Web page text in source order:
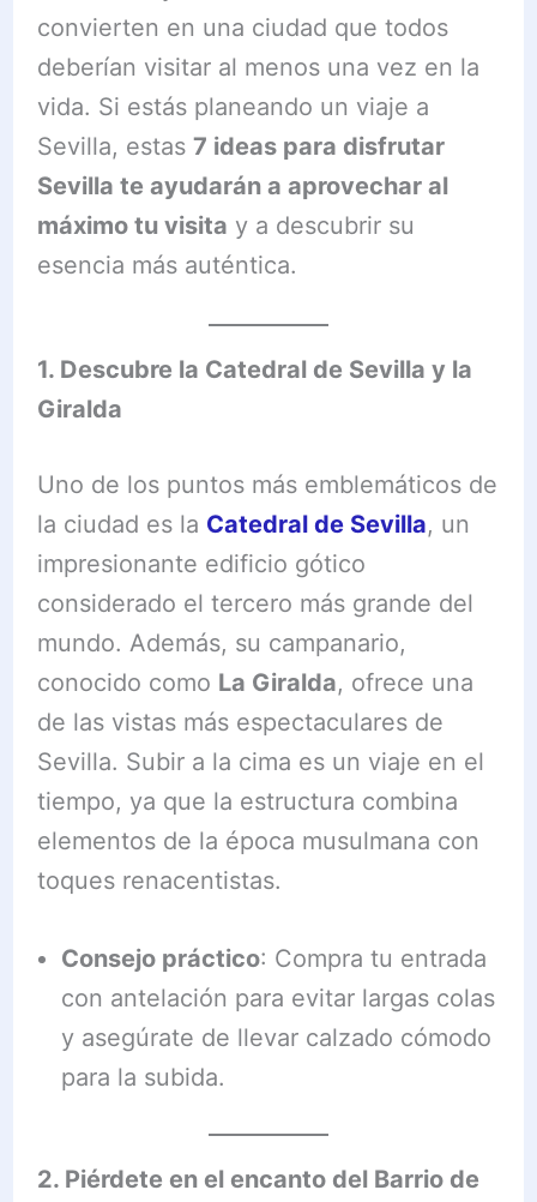
convierten en una ciudad que todos
deberían visitar al menos una vez en la
vida. Si estás planeando un viaje a
Sevilla, estas 7 ideas para disfrutar
Sevilla te ayudarán a aprovechar al
máximo tu visita y a descubrir su
esencia más auténtica.
1. Descubre la Catedral de Sevilla y la
Giralda
Uno de los puntos más emblemáticos de
la ciudad es la Catedral de Sevilla, un
impresionante edificio gótico
considerado el tercero más grande del
mundo. Además, su campanario,
conocido como La Giralda, ofrece una
de las vistas más espectaculares de
Sevilla. Subir a la cima es un viaje en el
tiempo, ya que la estructura combina
elementos de la época musulmana con
toques renacentistas.
Consejo práctico: Compra tu entrada
con antelación para evitar largas colas
y asegúrate de llevar calzado cómodo
para la subida.
2. Piérdete en el encanto del Barrio de